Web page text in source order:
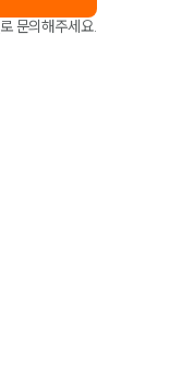
로 문의해주세요.